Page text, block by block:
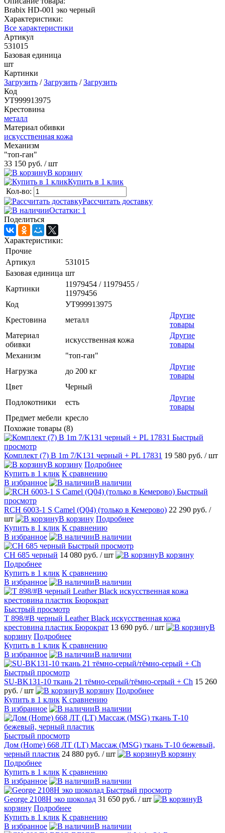
Brabix HD-001 эко черный
Характеристики:
Все характеристики
Артикул
531015
Базовая единица
шт
Картинки
Загрузить /Загрузить /Загрузить
Код
УТ999913975
Крестовина
металл
Материал обивки
искусственная кожа
Механизм
"топ-ган"
33 150 руб. / шт
В корзину
Купить в 1 клик
Кол-во:
Рассчитать доставку
Остатки: 1
Поделиться
Характеристики:
Прочие
Артикул
531015
Базовая единица шт
Картинки
11979454 / 11979455 /
11979456
Код
УТ999913975
Крестовина
металл
Другие
товары
Материал
обивки
искусственная кожа
Другие
товары
Механизм
"топ-ган"
Нагрузка
до 200 кг
Другие
товары
Цвет
Черный
Подлокотники
есть
Другие
товары
Предмет мебели кресло
Похожие товары (8)
Быстрый
просмотр
Комплект (7) B 1m 7/K131 черный + PL 17831 19 580 руб. / шт
В корзину Подробнее
Купить в 1 клик К сравнению
В избранное
В наличии
Быстрый
просмотр
RCH 6003-1 S Camel (Q04) (только в Кемерово) 22 290 руб. /
шт
В корзину Подробнее
Купить в 1 клик К сравнению
В избранное
В наличии
Быстрый просмотр
CH 685 черный 14 080 руб. / шт
В корзину
Подробнее
Купить в 1 клик К сравнению
В избранное
В наличии
Быстрый просмотр
T 898/#B черный Leather Black искусственная кожа
крестовина пластик Бюрократ 13 690 руб. / шт
В
корзину Подробнее
Купить в 1 клик К сравнению
В избранное
В наличии
Быстрый просмотр
SU-BK131-10 ткань 21 тёмно-серый/тёмно-серый + Ch 15 260
руб. / шт В корзину Подробнее
Купить в 1 клик К сравнению
В избранное
В наличии
Быстрый просмотр
Дом (Home) 668 ЛТ (LT) Массаж (MSG) ткань Т-10 бежевый,
черный пластик 24 880 руб. / шт
В корзину
Подробнее
Купить в 1 клик К сравнению
В избранное
В наличии
Быстрый просмотр
George 2108H эко шоколад 31 650 руб. / шт
В
корзину Подробнее
Купить в 1 клик К сравнению
В избранное
В наличии